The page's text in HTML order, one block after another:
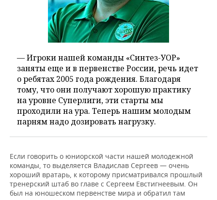
— Игроки нашей команды «Синтез-УОР»
заняты еще и в первенстве России, речь идет
о ребятах 2005 года рождения. Благодаря
тому, что они получают хорошую практику
на уровне Суперлиги, эти старты мы
проходили на ура. Теперь нашим молодым
парням надо дозировать нагрузку.
Если говорить о юниорской части нашей молодежной
команды, то выделяется Владислав Сергеев — очень
хороший вратарь, к которому присматривался прошлый
тренерский штаб во главе с Сергеем Евстигнеевым. Он
был на юношеском первенстве мира и обратил там